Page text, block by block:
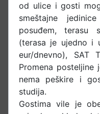
od ulice i gosti
smeštajne
posuđem, terasu
(terasa je ujedno i
eur/dnevno), SAT
Promena posteljine
nema peškire i
studija.
Gostima vile je